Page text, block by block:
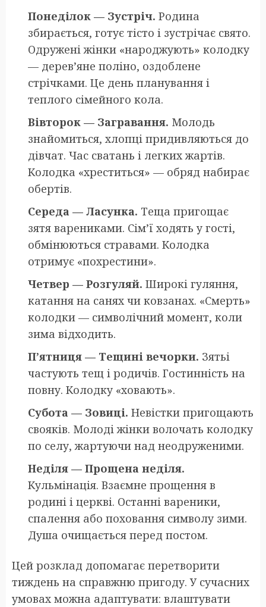
Понеділок — Зустріч. Родина
збирається, готує тісто і зустрічає свято.
Одружені жінки «народжують» колодку
— дерев’яне поліно, оздоблене
стрічками. Це день планування і
теплого сімейного кола.
Вівторок — Загравання. Молодь
знайомиться, хлопці придивляються до
дівчат. Час сватань і легких жартів.
Колодка «хреститься» — обряд набирає
обертів.
Середа — Ласунка. Теща пригощає
зятя варениками. Сім’ї ходять у гості,
обмінюються стравами. Колодка
отримує «похрестини».
Четвер — Розгуляй. Широкі гуляння,
катання на санях чи ковзанах. «Смерть»
колодки — символічний момент, коли
зима відходить.
П’ятниця — Тещині вечорки. Зятьі
частують тещ і родичів. Гостинність на
повну. Колодку «ховають».
Субота — Зовиці. Невістки пригощають
свояків. Молоді жінки волочать колодку
по селу, жартуючи над неодруженими.
Неділя — Прощена неділя.
Кульмінація. Взаємне прощення в
родині і церкві. Останні вареники,
спалення або поховання символу зими.
Душа очищається перед постом.
Цей розклад допомагає перетворити
тиждень на справжню пригоду. У сучасних
умовах можна адаптувати: влаштувати